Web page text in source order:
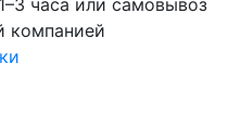
компанией